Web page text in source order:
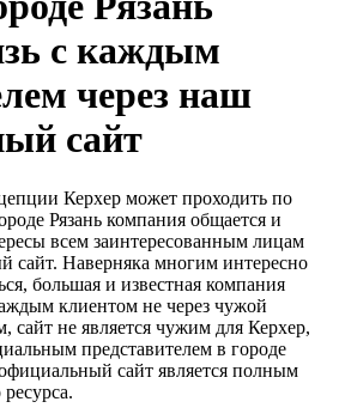
с каждым
через наш
сайт
Керхер может проходить по
Рязань компания общается и
всем заинтересованным лицам
сайт. Наверняка многим интересно
большая и известная компания
клиентом не через чужой
сайт не является чужим для Керхер,
представителем в городе
сайт является полным